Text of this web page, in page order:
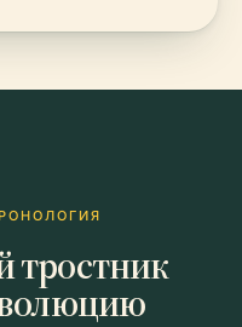
тростник